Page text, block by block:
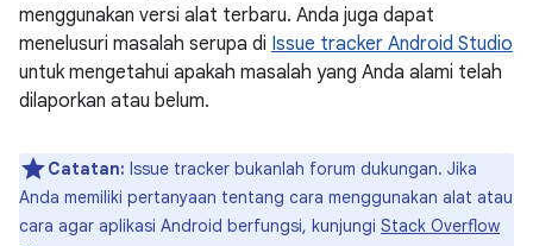
menggunakan versi alat terbaru. Anda juga dapat
menelusuri masalah serupa di Issue tracker Android Studio
untuk mengetahui apakah masalah yang Anda alami telah
dilaporkan atau belum.
Catatan: Issue tracker bukanlah forum dukungan. Jika
Anda memiliki pertanyaan tentang cara menggunakan alat atau
cara agar aplikasi Android berfungsi, kunjungi Stack Overflow